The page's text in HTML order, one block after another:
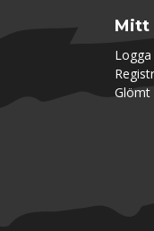
Mitt
Logga
Glömt